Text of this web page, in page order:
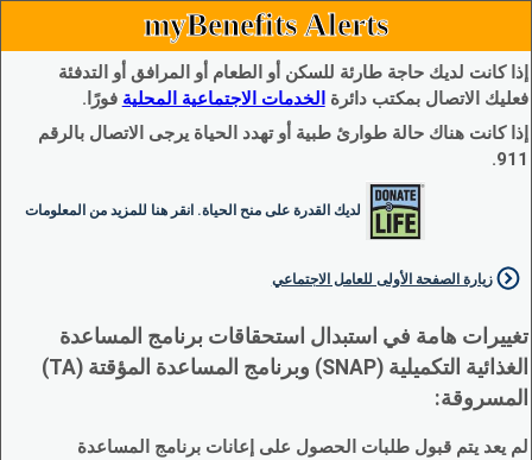
myBenefits Alerts
إذا كانت لديك حاجة طارئة للسكن أو الطعام أو المرافق أو التدفئة
فعليك الاتصال بمكتب دائرة الخدمات الاجتماعية المحلية فورًا.
إذا كانت هناك حالة طوارئ طبية أو تهدد الحياة يرجى الاتصال بالرقم
911.
لديك القدرة على منح الحياة. انقر هنا للمزيد من المعلومات
زيارة الصفحة الأولى للعامل الاجتماعي
تغييرات هامة في استبدال استحقاقات برنامج المساعدة
الغذائية التكميلية (SNAP) وبرنامج المساعدة المؤقتة (TA)
المسروقة:
لم يعد يتم قبول طلبات الحصول على إعانات برنامج المساعدة